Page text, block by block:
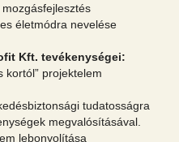
életmódra nevelése
Kft. tevékenységei:
kortól” projektelem
tudatosságra
megvalósításával.
lebonyolítása